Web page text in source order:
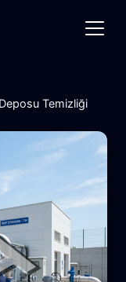
Temizliği